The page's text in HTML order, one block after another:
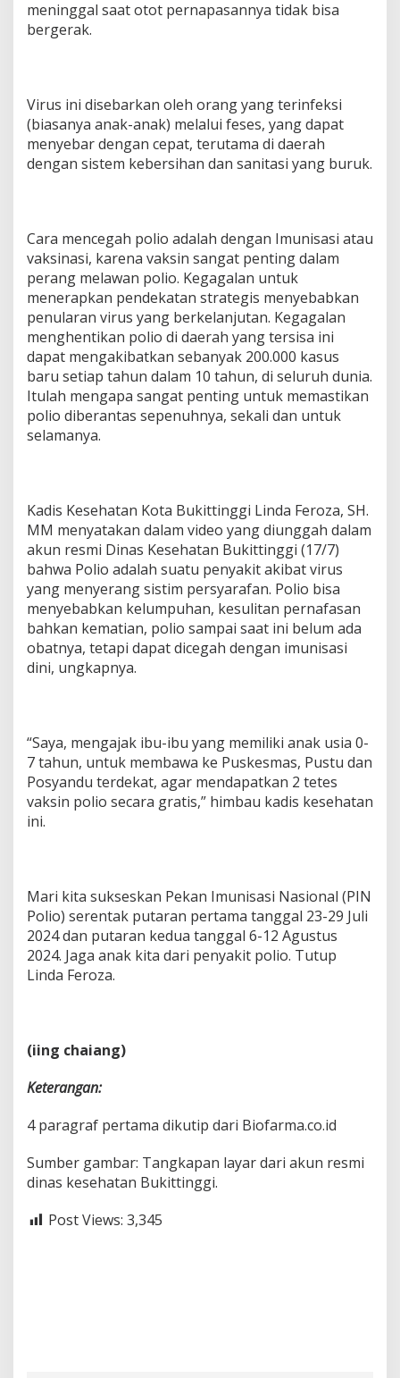
meninggal saat otot pernapasannya tidak bisa
bergerak.
Virus ini disebarkan oleh orang yang terinfeksi
(biasanya anak-anak) melalui feses, yang dapat
menyebar dengan cepat, terutama di daerah
dengan sistem kebersihan dan sanitasi yang buruk.
Cara mencegah polio adalah dengan Imunisasi atau
vaksinasi, karena vaksin sangat penting dalam
perang melawan polio. Kegagalan untuk
menerapkan pendekatan strategis menyebabkan
penularan virus yang berkelanjutan. Kegagalan
menghentikan polio di daerah yang tersisa ini
dapat mengakibatkan sebanyak 200.000 kasus
baru setiap tahun dalam 10 tahun, di seluruh dunia.
Itulah mengapa sangat penting untuk memastikan
polio diberantas sepenuhnya, sekali dan untuk
selamanya.
Kadis Kesehatan Kota Bukittinggi Linda Feroza, SH.
MM menyatakan dalam video yang diunggah dalam
akun resmi Dinas Kesehatan Bukittinggi (17/7)
bahwa Polio adalah suatu penyakit akibat virus
yang menyerang sistim persyarafan. Polio bisa
menyebabkan kelumpuhan, kesulitan pernafasan
bahkan kematian, polio sampai saat ini belum ada
obatnya, tetapi dapat dicegah dengan imunisasi
dini, ungkapnya.
“Saya, mengajak ibu-ibu yang memiliki anak usia 0-
7 tahun, untuk membawa ke Puskesmas, Pustu dan
Posyandu terdekat, agar mendapatkan 2 tetes
vaksin polio secara gratis,” himbau kadis kesehatan
ini.
Mari kita sukseskan Pekan Imunisasi Nasional (PIN
Polio) serentak putaran pertama tanggal 23-29 Juli
2024 dan putaran kedua tanggal 6-12 Agustus
2024. Jaga anak kita dari penyakit polio. Tutup
Linda Feroza.
(iing chaiang)
Keterangan:
4 paragraf pertama dikutip dari Biofarma.co.id
Sumber gambar: Tangkapan layar dari akun resmi
dinas kesehatan Bukittinggi.
Post Views: 3,345